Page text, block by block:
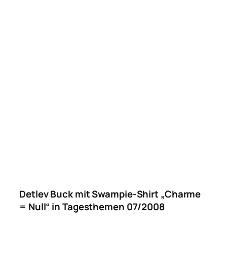
Detlev Buck mit Swampie-Shirt „Charme
= Null“ in Tagesthemen 07/2008